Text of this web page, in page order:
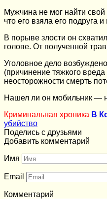
Мужчина не мог найти
что его взяла его подруга и
В порыве злости он
голове. От полученной
Уголовное дело
(причинение тяжкого
неосторожности смерть
Нашел ли он мобильник —
Криминальная хроника В
убийство
Поделись с друзьями
Добавить комментарий
Имя
Email
Комментарий